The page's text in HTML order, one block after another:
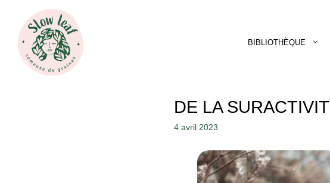
contenu
BIBLIOTHÈQUE
DE LA
4 avril 2023